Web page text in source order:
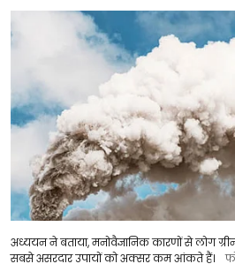
अध्ययन ने बताया, मनोवैज्ञानिक कारणों से लोग
सबसे असरदार उपायों को अक्सर कम आंकते हैं।